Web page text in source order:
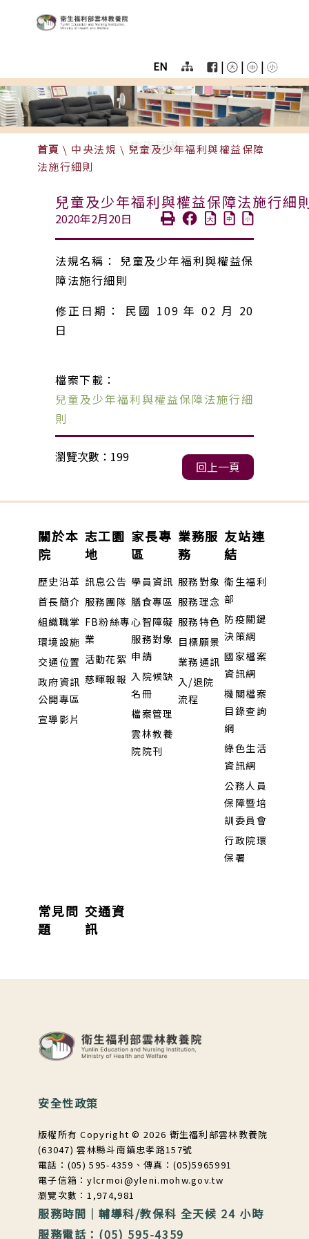
跳至主要區塊
衛生福利部雲林教養院
menu
EN | |
|
Homepage
menu
color
中央法規
首頁 \ 中央法規 \ 兒童及少年福利與權益保障
法施行細則
兒童及少年福利與權益保障法施行細
2020年2月20日
法規名稱： 兒童及少年福利與權益保
障法施行細則
修正日期： 民國 109 年 02 月 20
日
檔案下載：
兒童及少年福利與權益保障法施行細
則
瀏覽次數：199
回上一頁
關於本
院
歷史沿革
首長簡介
組織職掌
環境設施
交通位置
政府資訊
公開專區
宣導影片
志工園
地
訊息公告
服務團隊
FB粉絲專
業
活動花絮
慈暉報報
家長專
區
學員資訊
膳食專區
心智障礙
服務對象
申請
入院候缺
名冊
檔案管理
雲林教養
院院刊
業務服
務
服務對象
服務理念
服務特色
目標願景
業務通訊
入/退院
流程
友站連
結
衛生福利
部
防疫關鍵
決策網
國家檔案
資訊網
機關檔案
目錄查詢
網
綠色生活
資訊網
公務人員
保障暨培
訓委員會
行政院環
保署
常見問
題
交通資
訊
安全性政策
版權所有 Copyright © 2026 衛生福利部雲林教養院
(63047) 雲林縣斗南鎮忠孝路157號
電話：(05) 595-4359、傳真：(05)5965991
電子信箱：ylcrmoi@yleni.mohw.gov.tw
瀏覽次數：1,974,981
服務時間｜輔導科/教保科 全天候 24 小時
服務電話：(05) 595-4359